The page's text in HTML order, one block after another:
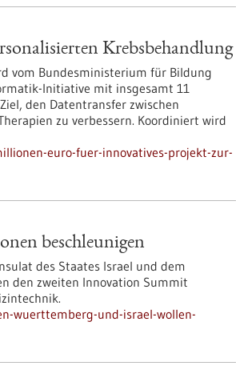
Krebsbehandlung
vom Bundesministerium für Bildung
Initiative mit insgesamt 11
den Datentransfer zwischen
zu verbessern. Koordiniert wird
euro-fuer-innovatives-projekt-zur-
beschleunigen
des Staates Israel und dem
den zweiten Innovation Summit
wuerttemberg-und-israel-wollen-